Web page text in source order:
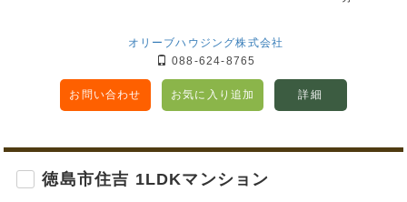
オリーブハウジング株式会社
088-624-8765
お問い合わせ お気に入り追加 詳細
徳島市住吉 1LDKマンション